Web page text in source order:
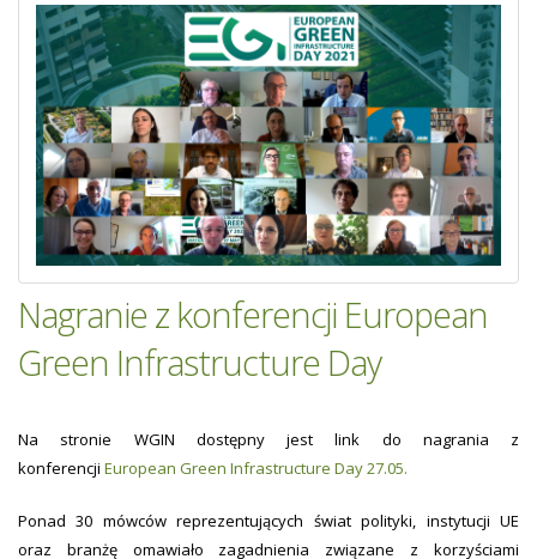
Nagranie z konferencji European
Green Infrastructure Day
Na stronie WGIN dostępny jest link do nagrania z
konferencji European Green Infrastructure Day 27.05.
Ponad 30 mówców reprezentujących świat polityki, instytucji UE
oraz branżę omawiało zagadnienia związane z korzyściami